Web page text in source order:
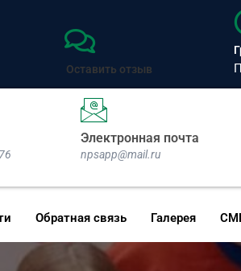
Оставить отзыв
Электронная почта
npsapp@mail.ru
Обратная связь Галерея